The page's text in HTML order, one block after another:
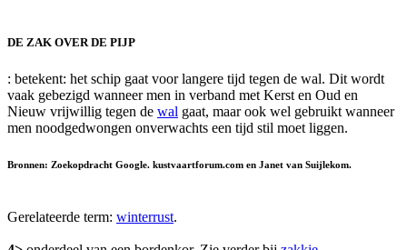
DE ZAK OVER DE PIJP
: betekent: het schip gaat voor langere tijd tegen de wal. Dit wordt
vaak gebezigd wanneer men in verband met Kerst en Oud en
Nieuw vrijwillig tegen de wal gaat, maar ook wel gebruikt wanneer
men noodgedwongen onverwachts een tijd stil moet liggen.
Bronnen: Zoekopdracht Google. kustvaartforum.com en Janet van Suijlekom.
Gerelateerde term: winterrust.